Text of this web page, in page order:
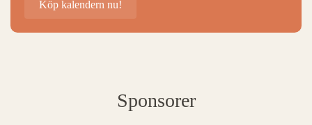
Köp kalendern nu!
Sponsorer